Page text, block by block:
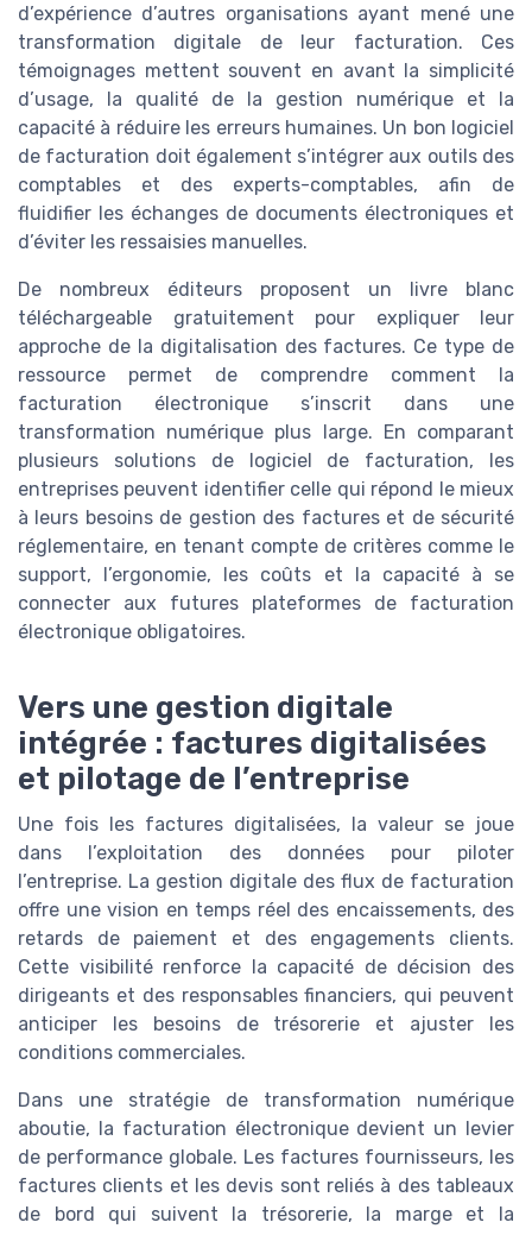
d’expérience d’autres organisations ayant mené une
transformation digitale de leur facturation. Ces
témoignages mettent souvent en avant la simplicité
d’usage, la qualité de la gestion numérique et la
capacité à réduire les erreurs humaines. Un bon logiciel
de facturation doit également s’intégrer aux outils des
comptables et des experts-comptables, afin de
fluidifier les échanges de documents électroniques et
d’éviter les ressaisies manuelles.
De nombreux éditeurs proposent un livre blanc
téléchargeable gratuitement pour expliquer leur
approche de la digitalisation des factures. Ce type de
ressource permet de comprendre comment la
facturation électronique s’inscrit dans une
transformation numérique plus large. En comparant
plusieurs solutions de logiciel de facturation, les
entreprises peuvent identifier celle qui répond le mieux
à leurs besoins de gestion des factures et de sécurité
réglementaire, en tenant compte de critères comme le
support, l’ergonomie, les coûts et la capacité à se
connecter aux futures plateformes de facturation
électronique obligatoires.
Vers une gestion digitale
intégrée : factures digitalisées
et pilotage de l’entreprise
Une fois les factures digitalisées, la valeur se joue
dans l’exploitation des données pour piloter
l’entreprise. La gestion digitale des flux de facturation
offre une vision en temps réel des encaissements, des
retards de paiement et des engagements clients.
Cette visibilité renforce la capacité de décision des
dirigeants et des responsables financiers, qui peuvent
anticiper les besoins de trésorerie et ajuster les
conditions commerciales.
Dans une stratégie de transformation numérique
aboutie, la facturation électronique devient un levier
de performance globale. Les factures fournisseurs, les
factures clients et les devis sont reliés à des tableaux
de bord qui suivent la trésorerie, la marge et la